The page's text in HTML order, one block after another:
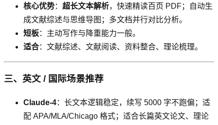
核心优势： 超长文本解析，快速精读百页 PDF；自动生
成文献综述与思维导图；多文档并行对比分析。
短板：主动写作与降重能力一般。
适合：文献综述、文献阅读、资料整合、理论梳理。
三、英文 / 国际场景推荐
Claude-4：长文本逻辑稳定，续写 5000 字不跑偏；适
配 APA/MLA/Chicago 格式；适合长篇英文论文、理论